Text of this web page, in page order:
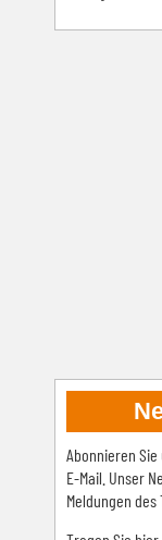
Abonnieren
E-Mail. Unser
Meldungen